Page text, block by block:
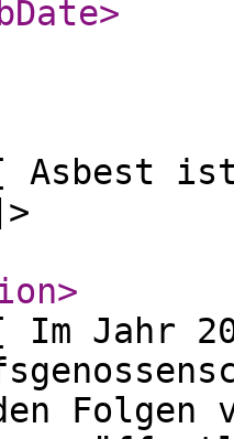
>
Asbest ist
>
Im Jahr
Folgen